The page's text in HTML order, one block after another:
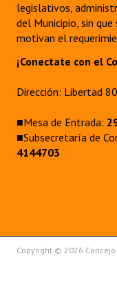
Antiguos Pobladores
Noticias Destacadas
Premio al Mérito -
Audiencias Públicas -
Ciudadano Ilustre -
legislativos,
del Municipio, sin
motivan el
¡Conectate con el
Dirección: Libertad 80
■Mesa de Entrada:
■Subsecretaría de
4144703
Copyright © 2026